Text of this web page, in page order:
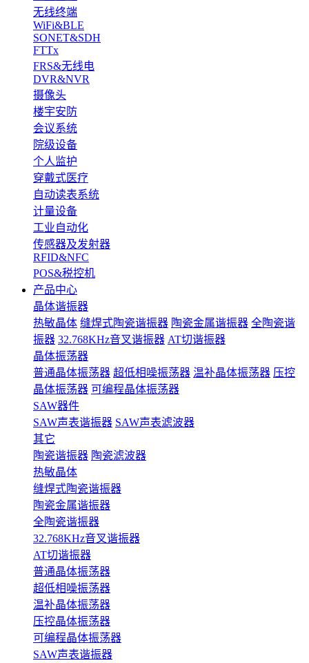
无线终端
WiFi&BLE
SONET&SDH
FTTx
FRS&无线电
DVR&NVR
摄像头
楼宇安防
会议系统
院级设备
个人监护
穿戴式医疗
自动读表系统
计量设备
工业自动化
传感器及发射器
RFID&NFC
POS&税控机
产品中心
晶体谐振器
热敏晶体 缝焊式陶瓷谐振器 陶瓷金属谐振器 全陶瓷谐
振器 32.768KHz音叉谐振器 AT切谐振器
晶体振荡器
普通晶体振荡器 超低相噪振荡器 温补晶体振荡器 压控
晶体振荡器 可编程晶体振荡器
SAW器件
SAW声表谐振器 SAW声表滤波器
其它
陶瓷谐振器 陶瓷滤波器
热敏晶体
缝焊式陶瓷谐振器
陶瓷金属谐振器
全陶瓷谐振器
32.768KHz音叉谐振器
AT切谐振器
普通晶体振荡器
超低相噪振荡器
温补晶体振荡器
压控晶体振荡器
可编程晶体振荡器
SAW声表谐振器